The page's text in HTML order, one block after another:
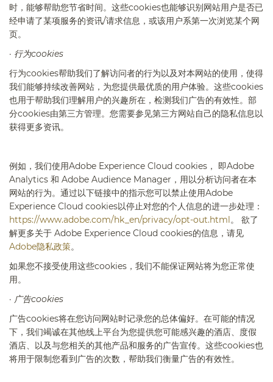
时，能够帮助您节省时间。这些cookies也能够识别网站用户是否已
经申请了某项服务的资讯/请求信息，或该用户系第一次浏览某个网
页。
· 行为cookies
行为cookies帮助我们了解访问者的行为以及对本网站的使用，使得
我们能够持续改善网站，为您提供最优质的用户体验。这些cookies
也用于帮助我们理解用户的兴趣所在，检测我们广告的有效性。部
分cookies由第三方管理。您需要参见第三方网站自己的隐私信息以
获得更多资讯。
例如，我们使用Adobe Experience Cloud cookies ， 即Adobe
Analytics 和 Adobe Audience Manager ，用以分析访问者在本
网站的行为。通过以下链接中的指示您可以禁止使用Adobe
Experience Cloud cookies以停止对您的个人信息的进一步处理：
https://www.adobe.com/hk_en/privacy/opt-out.html。 欲了
解更多关于 Adobe Experience Cloud cookies的信息，请见
Adobe隐私政策。
如果您不接受使用这些cookies ，我们不能保证网站将为您正常使
用。
· 广告cookies
广告cookies将在您访问网站时记录您的总体偏好。在可能的情况
下，我们竭诚在其他线上平台为您提供您可能感兴趣的酒店、度假
酒店、以及与您相关的其他产品和服务的广告宣传。这些cookies也
将用于限制您看到广告的次数，帮助我们衡量广告的有效性。